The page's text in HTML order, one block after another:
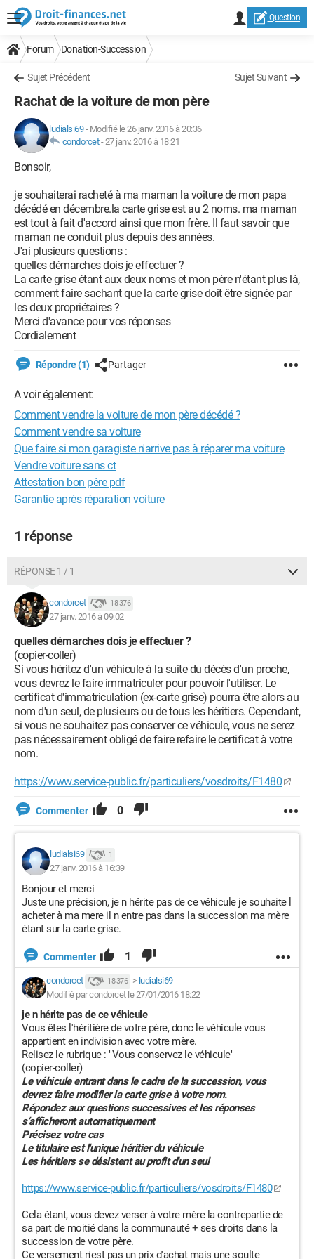
Question
Forum Donation-Succession
Sujet Précédent Sujet Suivant
Rachat de la voiture de mon père
ludialsi69- Modifié le 26 janv. 2016 à 20:36
condorcet-27 janv. 2016 à 18:21
Bonsoir,
je souhaiterai racheté à ma maman la voiture de mon papa
décédé en décembre.la carte grise est au 2 noms. ma maman
est tout à fait d'accord ainsi que mon frère. Il faut savoir que
maman ne conduit plus depuis des années.
J'ai plusieurs questions :
quelles démarches dois je effectuer ?
La carte grise étant aux deux noms et mon père n'étant plus là,
comment faire sachant que la carte grise doit être signée par
les deux propriétaires ?
Merci d'avance pour vos réponses
Cordialement
Répondre (1) Partager
A voir également:
Comment vendre la voiture de mon père décédé ?
Comment vendre sa voiture
Que faire si mon garagiste n'arrive pas à réparer ma voiture
Vendre voiture sans ct
Attestation bon père pdf
Garantie après réparation voiture
1 réponse
RÉPONSE 1 / 1
condorcet 18 376
27 janv. 2016 à 09:02
quelles démarches dois je effectuer ?
(copier-coller)
Si vous héritez d'un véhicule à la suite du décès d'un proche,
vous devrez le faire immatriculer pour pouvoir l'utiliser. Le
certificat d'immatriculation (ex-carte grise) pourra être alors au
nom d'un seul, de plusieurs ou de tous les héritiers. Cependant,
si vous ne souhaitez pas conserver ce véhicule, vous ne serez
pas nécessairement obligé de faire refaire le certificat à votre
nom.
https://www.service-public.fr/particuliers/vosdroits/F1480
Commenter 0
ludialsi69 1
27 janv. 2016 à 16:39
Bonjour et merci
Juste une précision, je n hérite pas de ce véhicule je souhaite l
acheter à ma mere il n entre pas dans la succession ma mère
étant sur la carte grise.
Commenter 1
condorcet 18 376 > ludialsi69
Modifié par condorcet le 27/01/2016 18:22
je n hérite pas de ce véhicule
Vous êtes l'héritière de votre père, donc le véhicule vous
appartient en indivision avec votre mère.
Relisez le rubrique : "Vous conservez le véhicule"
(copier-coller)
Le véhicule entrant dans le cadre de la succession, vous
devrez faire modifier la carte grise à votre nom.
Répondez aux questions successives et les réponses
s’afficheront automatiquement
Précisez votre cas
Le titulaire est l'unique héritier du véhicule
Les héritiers se désistent au profit d'un seul
https://www.service-public.fr/particuliers/vosdroits/F1480
Cela étant, vous devez verser à votre mère la contrepartie de
sa part de moitié dans la communauté + ses droits dans la
succession de votre père.
Ce versement n'est pas un prix d'achat mais une soulte